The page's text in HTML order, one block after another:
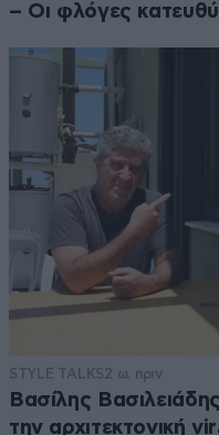
– Οι φλόγες
STYLE TALKS 2 ω. πριν
Βασίλης
την αρχιτεκτονική